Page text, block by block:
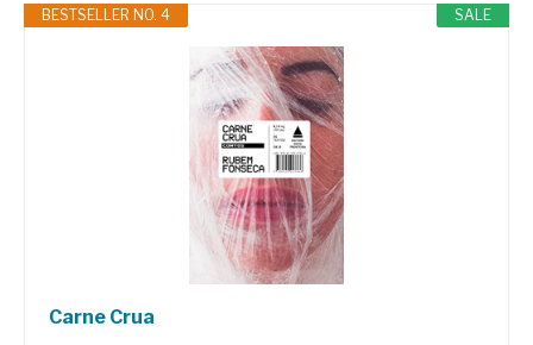
SALE
BESTSELLER NO. 4
Carne Crua